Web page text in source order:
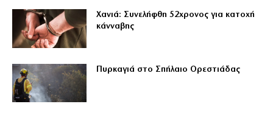
Χανιά: Συνελήφθη 52χρονος για κατοχή
κάνναβης
Πυρκαγιά στο Σπήλαιο Ορεστιάδας